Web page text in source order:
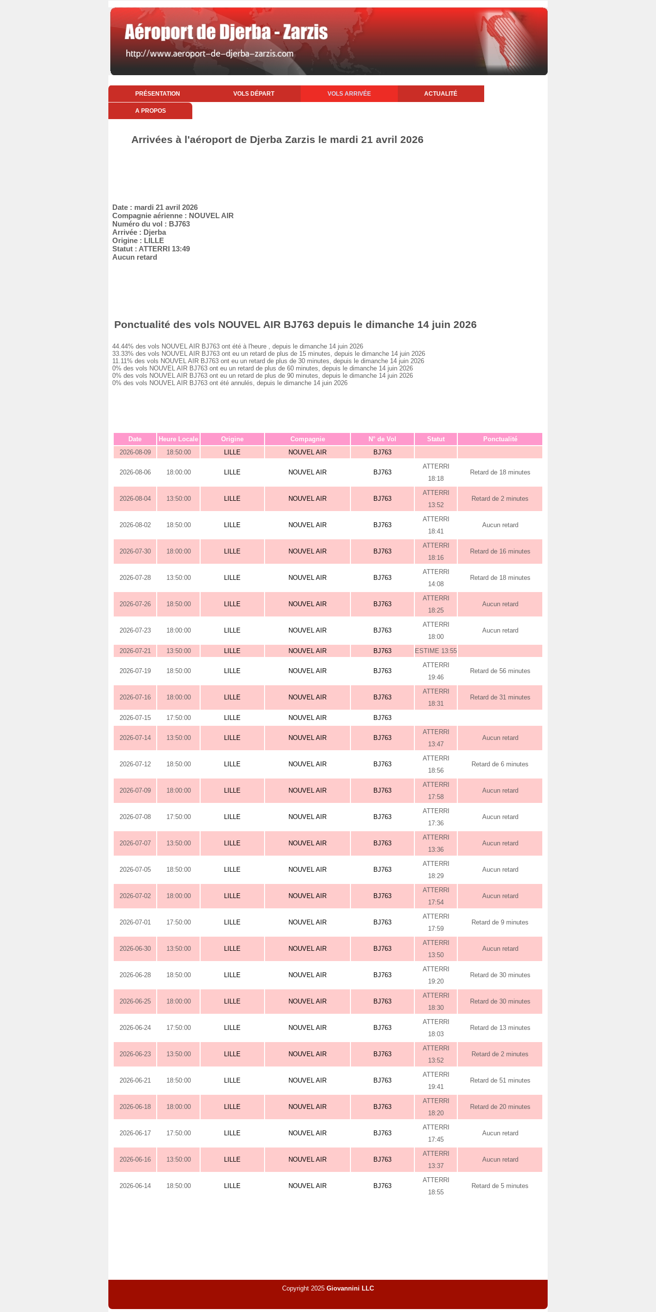
PRÉSENTATION VOLS DÉPART VOLS ARRIVÉE ACTUALITÉ
A PROPOS
Arrivées à l'aéroport de Djerba Zarzis le mardi 21 avril 2026
Date : mardi 21 avril 2026
Compagnie aérienne : NOUVEL AIR
Numéro du vol : BJ763
Arrivée : Djerba
Origine : LILLE
Statut : ATTERRI 13:49
Aucun retard
Ponctualité des vols NOUVEL AIR BJ763 depuis le dimanche 14 juin 2026
44.44% des vols NOUVEL AIR BJ763 ont été à l'heure , depuis le dimanche 14 juin 2026
33.33% des vols NOUVEL AIR BJ763 ont eu un retard de plus de 15 minutes, depuis le dimanche 14 juin 2026
11.11% des vols NOUVEL AIR BJ763 ont eu un retard de plus de 30 minutes, depuis le dimanche 14 juin 2026
0% des vols NOUVEL AIR BJ763 ont eu un retard de plus de 60 minutes, depuis le dimanche 14 juin 2026
0% des vols NOUVEL AIR BJ763 ont eu un retard de plus de 90 minutes, depuis le dimanche 14 juin 2026
0% des vols NOUVEL AIR BJ763 ont été annulés, depuis le dimanche 14 juin 2026
Date Heure Locale Origine Compagnie N° de Vol Statut
Ponctualité
2026-08-09
18:50:00 LILLE NOUVEL AIR BJ763
2026-08-06 18:00:00 LILLE NOUVEL AIR BJ763
ATTERRI
18:18
Retard de 18 minutes
2026-08-04 13:50:00 LILLE NOUVEL AIR BJ763
ATTERRI
13:52
Retard de 2 minutes
2026-08-02 18:50:00 LILLE NOUVEL AIR BJ763
ATTERRI
18:41
Aucun retard
2026-07-30 18:00:00 LILLE NOUVEL AIR BJ763
ATTERRI
18:16
Retard de 16 minutes
2026-07-28 13:50:00 LILLE NOUVEL AIR BJ763
ATTERRI
14:08
Retard de 18 minutes
2026-07-26 18:50:00 LILLE NOUVEL AIR BJ763
ATTERRI
18:25
Aucun retard
2026-07-23 18:00:00 LILLE NOUVEL AIR BJ763
ATTERRI
18:00
Aucun retard
2026-07-21 13:50:00 LILLE NOUVEL AIR BJ763 ESTIME 13:55
2026-07-19 18:50:00 LILLE NOUVEL AIR BJ763
ATTERRI
19:46
Retard de 56 minutes
2026-07-16 18:00:00 LILLE NOUVEL AIR BJ763
ATTERRI
18:31
Retard de 31 minutes
2026-07-15 17:50:00 LILLE NOUVEL AIR BJ763
2026-07-14 13:50:00 LILLE NOUVEL AIR BJ763
ATTERRI
13:47
Aucun retard
2026-07-12 18:50:00 LILLE NOUVEL AIR BJ763
ATTERRI
18:56
Retard de 6 minutes
2026-07-09 18:00:00 LILLE NOUVEL AIR BJ763
ATTERRI
17:58
Aucun retard
2026-07-08 17:50:00 LILLE NOUVEL AIR BJ763
ATTERRI
17:36
Aucun retard
2026-07-07 13:50:00 LILLE NOUVEL AIR BJ763
ATTERRI
13:36
Aucun retard
2026-07-05 18:50:00 LILLE NOUVEL AIR BJ763
ATTERRI
18:29
Aucun retard
2026-07-02 18:00:00 LILLE NOUVEL AIR BJ763
ATTERRI
17:54
Aucun retard
2026-07-01 17:50:00 LILLE NOUVEL AIR BJ763
ATTERRI
17:59
Retard de 9 minutes
2026-06-30 13:50:00 LILLE NOUVEL AIR BJ763
ATTERRI
13:50
Aucun retard
2026-06-28 18:50:00 LILLE NOUVEL AIR BJ763
ATTERRI
19:20
Retard de 30 minutes
2026-06-25 18:00:00 LILLE NOUVEL AIR BJ763
ATTERRI
18:30
Retard de 30 minutes
2026-06-24 17:50:00 LILLE NOUVEL AIR BJ763
ATTERRI
18:03
Retard de 13 minutes
2026-06-23 13:50:00 LILLE NOUVEL AIR BJ763
ATTERRI
13:52
Retard de 2 minutes
2026-06-21 18:50:00 LILLE NOUVEL AIR BJ763
ATTERRI
19:41
Retard de 51 minutes
2026-06-18 18:00:00 LILLE NOUVEL AIR BJ763
ATTERRI
18:20
Retard de 20 minutes
2026-06-17 17:50:00 LILLE NOUVEL AIR BJ763
ATTERRI
17:45
Aucun retard
2026-06-16 13:50:00 LILLE NOUVEL AIR BJ763
ATTERRI
13:37
Aucun retard
2026-06-14 18:50:00 LILLE NOUVEL AIR BJ763
ATTERRI
18:55
Retard de 5 minutes
Copyright 2025 Giovannini LLC